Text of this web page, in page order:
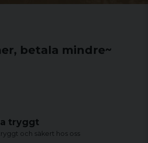
betala mindre~
tryggt
och säkert hos oss